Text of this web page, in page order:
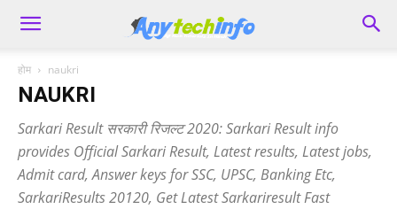
होम naukri
NAUKRI
Sarkari Result सरकारी रिजल्ट2020:Sarkari Resultinfo
provides OfficialSarkari Result, Latest results, Latest jobs,
Admit card, Answer keys for SSC, UPSC, Banking Etc,
SarkariResults 20120, Get Latest Sarkariresult Fast